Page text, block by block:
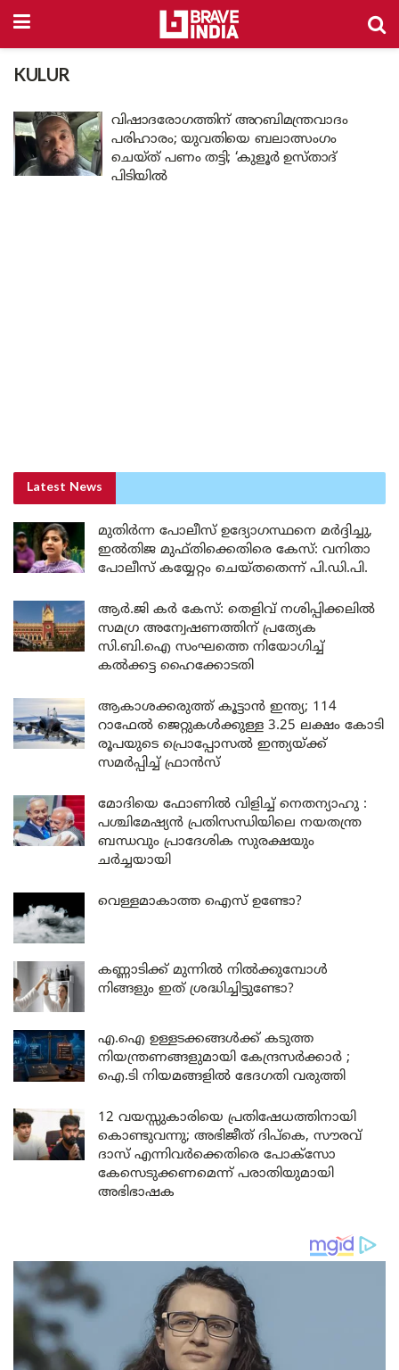
KULUR
വിഷാദരോഗത്തിന് അറബിമന്ത്രവാദം
പരിഹാരം; യുവതിയെ ബലാത്സംഗം
ചെയ്ത് പണം തട്ടി; ‘കുളൂർ ഉസ്താദ്
പിടിയിൽ
Latest News
മുതിർന്ന പോലീസ് ഉദ്യോഗസ്ഥനെ മർദ്ദിച്ചു,
ഇൽതിജ മുഫ്തിക്കെതിരെ കേസ്: വനിതാ
പോലീസ് കയ്യേറ്റം ചെയ്തതെന്ന് പി.ഡി.പി.
ആർ.ജി കർ കേസ്: തെളിവ് നശിപ്പിക്കലിൽ
സമഗ്ര അന്വേഷണത്തിന് പ്രത്യേക
സി.ബി.ഐ സംഘത്തെ നിയോഗിച്ച്
കൽക്കട്ട ഹൈക്കോടതി
ആകാശക്കരുത്ത് കൂട്ടാൻ ഇന്ത്യ; 114
റാഫേൽ ജെറ്റുകൾക്കുള്ള 3.25 ലക്ഷം കോടി
രൂപയുടെ പ്രൊപ്പോസൽ ഇന്ത്യയ്ക്ക്
സമർപ്പിച്ച് ഫ്രാൻസ്
മോദിയെ ഫോണിൽ വിളിച്ച് നെതന്യാഹു :
പശ്ചിമേഷ്യൻ പ്രതിസന്ധിയിലെ നയതന്ത്ര
ബന്ധവും പ്രാദേശിക സുരക്ഷയും
ചർച്ചയായി
വെള്ളമാകാത്ത ഐസ് ഉണ്ടോ?
കണ്ണാടിക്ക് മുന്നിൽ നിൽക്കുമ്പോൾ
നിങ്ങളും ഇത് ശ്രദ്ധിച്ചിട്ടുണ്ടോ?
എ.ഐ ഉള്ളടക്കങ്ങൾക്ക് കടുത്ത
നിയന്ത്രണങ്ങളുമായി കേന്ദ്രസർക്കാർ ;
ഐ.ടി നിയമങ്ങളിൽ ഭേദഗതി വരുത്തി
12 വയസ്സുകാരിയെ പ്രതിഷേധത്തിനായി
കൊണ്ടുവന്നു; അഭിജീത് ദിപ്കെ, സൗരവ്
ദാസ് എന്നിവർക്കെതിരെ പോക്സോ
കേസെടുക്കണമെന്ന് പരാതിയുമായി
അഭിഭാഷക